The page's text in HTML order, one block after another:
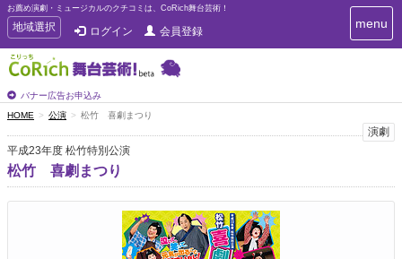
お薦め演劇・ミュージカルのクチコミは、CoRich舞台芸術！
T
o
g
g
e
n
a
v
i
g
地域選択 ログイン 会員登録
バナー広告お申込み
T
o
i
g
menu
HOME 公演 松竹 喜劇まつり
演劇
平成23年度 松竹特別公演
松竹 喜劇まつり